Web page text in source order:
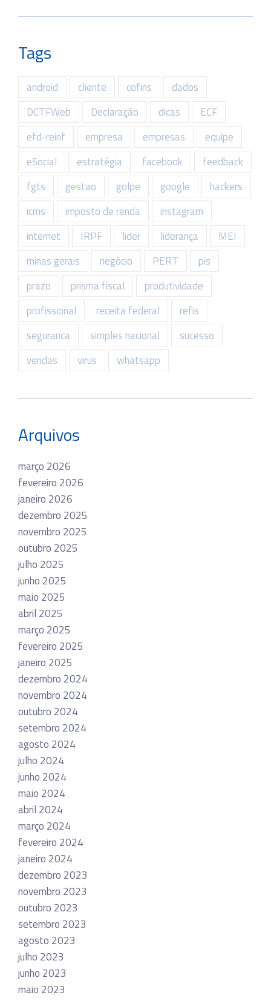
Tags
android cliente cofins
dados
DCTFWeb
Declaração dicas
ECF
efd-reinf
empresa empresas
equipe
eSocial
estratégia facebook
feedback
fgts
gestao golpe google
hackers
icms
imposto de renda
instagram
internet
IRPF lider liderança
MEI
minas gerais
negócio PERT
pis
prazo
prisma fiscal
produtividade
profissional
receita federal
refis
seguranca
simples nacional
sucesso
vendas
virus whatsapp
Arquivos
março 2026
fevereiro 2026
janeiro 2026
dezembro 2025
novembro 2025
outubro 2025
julho 2025
junho 2025
maio 2025
abril 2025
março 2025
fevereiro 2025
janeiro 2025
dezembro 2024
novembro 2024
outubro 2024
setembro 2024
agosto 2024
julho 2024
junho 2024
maio 2024
abril 2024
março 2024
fevereiro 2024
janeiro 2024
dezembro 2023
novembro 2023
outubro 2023
setembro 2023
agosto 2023
julho 2023
junho 2023
maio 2023